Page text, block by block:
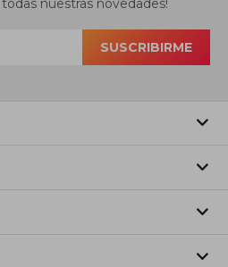
nuestras novedades!
SUSCRIBIRME